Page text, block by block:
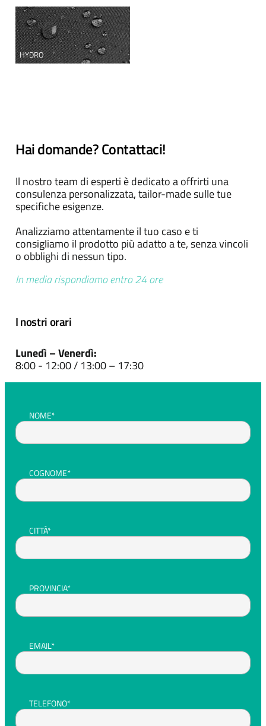
HYDRO
Hai domande? Contattaci!
Il nostro team di esperti è dedicato a offrirti una
consulenza personalizzata, tailor-made sulle tue
specifiche esigenze.
Analizziamo attentamente il tuo caso e ti
consigliamo il prodotto più adatto a te, senza vincoli
o obblighi di nessun tipo.
In media rispondiamo entro 24 ore
I nostri orari
Lunedì – Venerdì:
8:00 - 12:00 / 13:00 – 17:30
NOME*
COGNOME*
CITTÀ*
PROVINCIA*
EMAIL*
TELEFONO*